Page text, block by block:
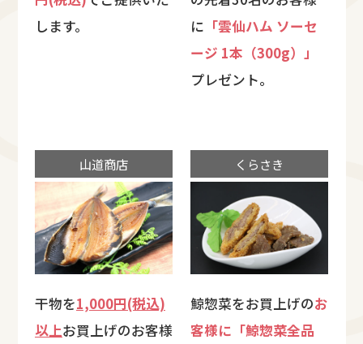
します。
に 「雲仙ハム ソーセ
ージ 1本（300g）」
プレゼント。
山道商店
干物を1,000円(税込)
以上お買上げのお客様
くらさき
鯨惣菜をお買上げのお
客様に「鯨惣菜全品